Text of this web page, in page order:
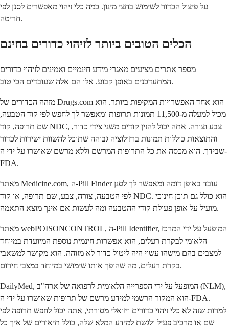
על פיצול הכדור לשימוש בחצי מינון. כמה כלי זיהוי מאפשרים לסנן לפי
חריטה.
הכלים הטובים ביותר לזיהוי כדורים בחינם
מספר אתרים מציעים מאגרי מידע חינמיים ואמינים לזיהוי כדורים
המתעדכנים באופן קבוע. אלו הם אלה שעובדים הכי טוב.
מזהה הכדורים של Drugs.com הוא אחד האפשרויות המקיפות ביותר. הוא
מכיל למעלה מ-11,500 תמונות תרופות ומאפשר לך לחפש לפי קוד הטבעה,
שם תרופה, קוד NDC, צבע וצורה. אתה יכול להזין קודים משני צידי כדור,
והתוצאות כוללות תמונות ברזולוציה גבוהה שתוכל להשוות ישירות לכדור
שבידך. הוא מכסה את כל התרופות המרשם וללא מרשם שאושרו על ידי ה-
FDA.
מאתר Medicine.com, ה-Pill Finder עובד באופן דומה ומאפשר לך לסנן
לפי הטבעה, צורה, צבע, שם תרופה, או קוד NDC. הוא כולל גם תוכן חינוכי
מועיל על אופן פעולת קודי ההטבעה ומה לעשות אם אינך מוצא התאמה.
מאתר webPOISONCONTROL, ה-Pill Identifier, המופעל על ידי המרכז
הלאומי לבקרת רעלים, הוא אפשרות חינמית נוספת המיועדת במיוחד
למצבים בהם מישהו עשוי היה ליטול כדור לא מזוהה. הוא מקושר למשאבי
בקרת רעלים, מה שהופך אותו שימושי במיוחד במצבי חירום.
DailyMed, המופעל על ידי הספרייה הלאומית לרפואה של ארה"ב (NLM),
הוא המקור הרשמי למידע מרשם של תרופות שאושרו על ידי ה-FDA.
למרות שזה לא כלי זיהוי כדורים ויזואלי מסורתי, אתה יכול לחפש תרופה לפי
שם או מרכיב פעיל ולגשת למידע המלא שלה, כולל תיאורים של איך כל